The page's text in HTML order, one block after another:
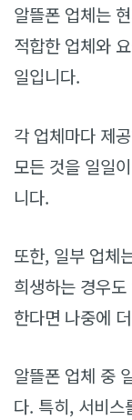
알뜰폰 업체는
적합한 업체와
일입니다.
각 업체마다 제
모든 것을 일일
니다.
또한, 일부 업체
희생하는 경우
한다면 나중에
알뜰폰 업체 중
다. 특히, 서비스